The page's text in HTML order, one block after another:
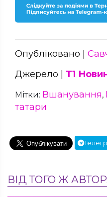
Опубліковано |
Джерело | Т1
Мітки: Вшанування,
татари
ВІД ТОГО Ж